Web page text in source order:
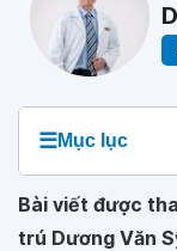
☰Mục lục
Bài viết được
trú Dương Văn